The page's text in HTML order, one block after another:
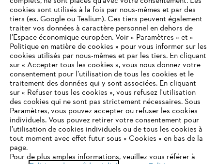
STIHL FAQ
Contact
Politique de protection des données
VOTRE NAVIGATEUR INTERNET
N'EST PLUS PRIS EN CHARGE
Vous utilisez un navigateur Internet que nous ne prenons plus
en charge, et certaines fonctionnalités de notre site ne
peuvent fonctionner correctement. Pour une utilisation
optimale de notre site, nous vous recommandons de passer à
cookies sont utilisés à la fois par nous-mêmes et par des
tiers (ex. Google ou Tealium). Ces tiers peuvent également
traiter vos données à caractère personnel en dehors de
l’Espace économique européen. Voir « Paramètres » et «
Politique en matière de cookies » pour vous informer sur les
cookies utilisés par nous-mêmes et par les tiers. En cliquant
sur « Accepter tous les cookies », vous nous donnez votre
consentement pour l’utilisation de tous les cookies et le
traitement des données qui y sont associées. En cliquant
sur « Refuser tous les cookies », vous refusez l'utilisation
des cookies qui ne sont pas strictement nécessaires. Sous
Paramètres, vous pouvez accepter ou refuser les cookies
individuels. Vous pouvez retirer votre consentement pour
l’utilisation de cookies individuels ou de tous les cookies à
tout moment avec effet futur sous « Cookies » en bas de la
page.
Pour de plus amples informations, veuillez vous référer à